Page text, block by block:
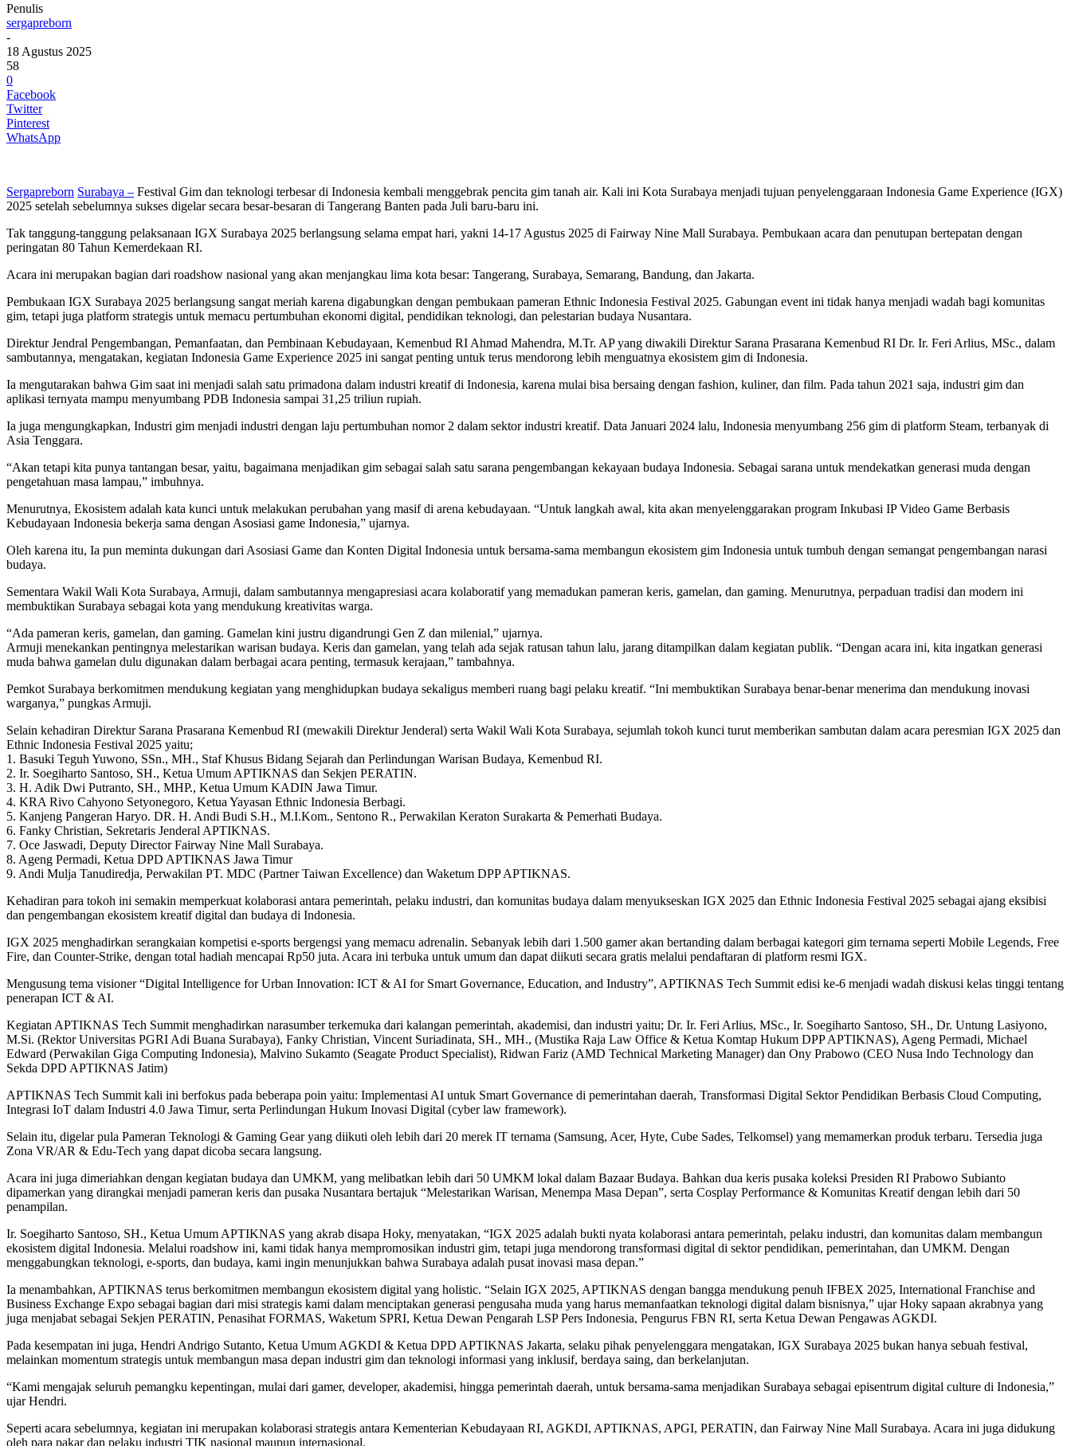
Penulis
sergapreborn
-
18 Agustus 2025
58
0
Facebook
Twitter
Pinterest
WhatsApp
Sergapreborn Surabaya – Festival Gim dan teknologi terbesar di Indonesia kembali menggebrak pencita gim tanah air. Kali ini Kota Surabaya menjadi tujuan penyelenggaraan Indonesia Game Experience (IGX)
2025 setelah sebelumnya sukses digelar secara besar-besaran di Tangerang Banten pada Juli baru-baru ini.
Tak tanggung-tanggung pelaksanaan IGX Surabaya 2025 berlangsung selama empat hari, yakni 14-17 Agustus 2025 di Fairway Nine Mall Surabaya. Pembukaan acara dan penutupan bertepatan dengan
peringatan 80 Tahun Kemerdekaan RI.
Acara ini merupakan bagian dari roadshow nasional yang akan menjangkau lima kota besar: Tangerang, Surabaya, Semarang, Bandung, dan Jakarta.
Pembukaan IGX Surabaya 2025 berlangsung sangat meriah karena digabungkan dengan pembukaan pameran Ethnic Indonesia Festival 2025. Gabungan event ini tidak hanya menjadi wadah bagi komunitas
gim, tetapi juga platform strategis untuk memacu pertumbuhan ekonomi digital, pendidikan teknologi, dan pelestarian budaya Nusantara.
Direktur Jendral Pengembangan, Pemanfaatan, dan Pembinaan Kebudayaan, Kemenbud RI Ahmad Mahendra, M.Tr. AP yang diwakili Direktur Sarana Prasarana Kemenbud RI Dr. Ir. Feri Arlius, MSc., dalam
sambutannya, mengatakan, kegiatan Indonesia Game Experience 2025 ini sangat penting untuk terus mendorong lebih menguatnya ekosistem gim di Indonesia.
Ia mengutarakan bahwa Gim saat ini menjadi salah satu primadona dalam industri kreatif di Indonesia, karena mulai bisa bersaing dengan fashion, kuliner, dan film. Pada tahun 2021 saja, industri gim dan
aplikasi ternyata mampu menyumbang PDB Indonesia sampai 31,25 triliun rupiah.
Ia juga mengungkapkan, Industri gim menjadi industri dengan laju pertumbuhan nomor 2 dalam sektor industri kreatif. Data Januari 2024 lalu, Indonesia menyumbang 256 gim di platform Steam, terbanyak di
Asia Tenggara.
“Akan tetapi kita punya tantangan besar, yaitu, bagaimana menjadikan gim sebagai salah satu sarana pengembangan kekayaan budaya Indonesia. Sebagai sarana untuk mendekatkan generasi muda dengan
pengetahuan masa lampau,” imbuhnya.
Menurutnya, Ekosistem adalah kata kunci untuk melakukan perubahan yang masif di arena kebudayaan. “Untuk langkah awal, kita akan menyelenggarakan program Inkubasi IP Video Game Berbasis
Kebudayaan Indonesia bekerja sama dengan Asosiasi game Indonesia,” ujarnya.
Oleh karena itu, Ia pun meminta dukungan dari Asosiasi Game dan Konten Digital Indonesia untuk bersama-sama membangun ekosistem gim Indonesia untuk tumbuh dengan semangat pengembangan narasi
budaya.
Sementara Wakil Wali Kota Surabaya, Armuji, dalam sambutannya mengapresiasi acara kolaboratif yang memadukan pameran keris, gamelan, dan gaming. Menurutnya, perpaduan tradisi dan modern ini
membuktikan Surabaya sebagai kota yang mendukung kreativitas warga.
“Ada pameran keris, gamelan, dan gaming. Gamelan kini justru digandrungi Gen Z dan milenial,” ujarnya.
Armuji menekankan pentingnya melestarikan warisan budaya. Keris dan gamelan, yang telah ada sejak ratusan tahun lalu, jarang ditampilkan dalam kegiatan publik. “Dengan acara ini, kita ingatkan generasi
muda bahwa gamelan dulu digunakan dalam berbagai acara penting, termasuk kerajaan,” tambahnya.
Pemkot Surabaya berkomitmen mendukung kegiatan yang menghidupkan budaya sekaligus memberi ruang bagi pelaku kreatif. “Ini membuktikan Surabaya benar-benar menerima dan mendukung inovasi
warganya,” pungkas Armuji.
Selain kehadiran Direktur Sarana Prasarana Kemenbud RI (mewakili Direktur Jenderal) serta Wakil Wali Kota Surabaya, sejumlah tokoh kunci turut memberikan sambutan dalam acara peresmian IGX 2025 dan
Ethnic Indonesia Festival 2025 yaitu;
1. Basuki Teguh Yuwono, SSn., MH., Staf Khusus Bidang Sejarah dan Perlindungan Warisan Budaya, Kemenbud RI.
2. Ir. Soegiharto Santoso, SH., Ketua Umum APTIKNAS dan Sekjen PERATIN.
3. H. Adik Dwi Putranto, SH., MHP., Ketua Umum KADIN Jawa Timur.
4. KRA Rivo Cahyono Setyonegoro, Ketua Yayasan Ethnic Indonesia Berbagi.
5. Kanjeng Pangeran Haryo. DR. H. Andi Budi S.H., M.I.Kom., Sentono R., Perwakilan Keraton Surakarta & Pemerhati Budaya.
6. Fanky Christian, Sekretaris Jenderal APTIKNAS.
7. Oce Jaswadi, Deputy Director Fairway Nine Mall Surabaya.
8. Ageng Permadi, Ketua DPD APTIKNAS Jawa Timur
9. Andi Mulja Tanudiredja, Perwakilan PT. MDC (Partner Taiwan Excellence) dan Waketum DPP APTIKNAS.
Kehadiran para tokoh ini semakin memperkuat kolaborasi antara pemerintah, pelaku industri, dan komunitas budaya dalam menyukseskan IGX 2025 dan Ethnic Indonesia Festival 2025 sebagai ajang eksibisi
dan pengembangan ekosistem kreatif digital dan budaya di Indonesia.
IGX 2025 menghadirkan serangkaian kompetisi e-sports bergengsi yang memacu adrenalin. Sebanyak lebih dari 1.500 gamer akan bertanding dalam berbagai kategori gim ternama seperti Mobile Legends, Free
Fire, dan Counter-Strike, dengan total hadiah mencapai Rp50 juta. Acara ini terbuka untuk umum dan dapat diikuti secara gratis melalui pendaftaran di platform resmi IGX.
Mengusung tema visioner “Digital Intelligence for Urban Innovation: ICT & AI for Smart Governance, Education, and Industry”, APTIKNAS Tech Summit edisi ke-6 menjadi wadah diskusi kelas tinggi tentang
penerapan ICT & AI.
Kegiatan APTIKNAS Tech Summit menghadirkan narasumber terkemuka dari kalangan pemerintah, akademisi, dan industri yaitu; Dr. Ir. Feri Arlius, MSc., Ir. Soegiharto Santoso, SH., Dr. Untung Lasiyono,
M.Si. (Rektor Universitas PGRI Adi Buana Surabaya), Fanky Christian, Vincent Suriadinata, SH., MH., (Mustika Raja Law Office & Ketua Komtap Hukum DPP APTIKNAS), Ageng Permadi, Michael
Edward (Perwakilan Giga Computing Indonesia), Malvino Sukamto (Seagate Product Specialist), Ridwan Fariz (AMD Technical Marketing Manager) dan Ony Prabowo (CEO Nusa Indo Technology dan
Sekda DPD APTIKNAS Jatim)
APTIKNAS Tech Summit kali ini berfokus pada beberapa poin yaitu: Implementasi AI untuk Smart Governance di pemerintahan daerah, Transformasi Digital Sektor Pendidikan Berbasis Cloud Computing,
Integrasi IoT dalam Industri 4.0 Jawa Timur, serta Perlindungan Hukum Inovasi Digital (cyber law framework).
Selain itu, digelar pula Pameran Teknologi & Gaming Gear yang diikuti oleh lebih dari 20 merek IT ternama (Samsung, Acer, Hyte, Cube Sades, Telkomsel) yang memamerkan produk terbaru. Tersedia juga
Zona VR/AR & Edu-Tech yang dapat dicoba secara langsung.
Acara ini juga dimeriahkan dengan kegiatan budaya dan UMKM, yang melibatkan lebih dari 50 UMKM lokal dalam Bazaar Budaya. Bahkan dua keris pusaka koleksi Presiden RI Prabowo Subianto
dipamerkan yang dirangkai menjadi pameran keris dan pusaka Nusantara bertajuk “Melestarikan Warisan, Menempa Masa Depan”, serta Cosplay Performance & Komunitas Kreatif dengan lebih dari 50
penampilan.
Ir. Soegiharto Santoso, SH., Ketua Umum APTIKNAS yang akrab disapa Hoky, menyatakan, “IGX 2025 adalah bukti nyata kolaborasi antara pemerintah, pelaku industri, dan komunitas dalam membangun
ekosistem digital Indonesia. Melalui roadshow ini, kami tidak hanya mempromosikan industri gim, tetapi juga mendorong transformasi digital di sektor pendidikan, pemerintahan, dan UMKM. Dengan
menggabungkan teknologi, e-sports, dan budaya, kami ingin menunjukkan bahwa Surabaya adalah pusat inovasi masa depan.”
Ia menambahkan, APTIKNAS terus berkomitmen membangun ekosistem digital yang holistic. “Selain IGX 2025, APTIKNAS dengan bangga mendukung penuh IFBEX 2025, International Franchise and
Business Exchange Expo sebagai bagian dari misi strategis kami dalam menciptakan generasi pengusaha muda yang harus memanfaatkan teknologi digital dalam bisnisnya,” ujar Hoky sapaan akrabnya yang
juga menjabat sebagai Sekjen PERATIN, Penasihat FORMAS, Waketum SPRI, Ketua Dewan Pengarah LSP Pers Indonesia, Pengurus FBN RI, serta Ketua Dewan Pengawas AGKDI.
Pada kesempatan ini juga, Hendri Andrigo Sutanto, Ketua Umum AGKDI & Ketua DPD APTIKNAS Jakarta, selaku pihak penyelenggara mengatakan, IGX Surabaya 2025 bukan hanya sebuah festival,
melainkan momentum strategis untuk membangun masa depan industri gim dan teknologi informasi yang inklusif, berdaya saing, dan berkelanjutan.
“Kami mengajak seluruh pemangku kepentingan, mulai dari gamer, developer, akademisi, hingga pemerintah daerah, untuk bersama-sama menjadikan Surabaya sebagai episentrum digital culture di Indonesia,”
ujar Hendri.
Seperti acara sebelumnya, kegiatan ini merupakan kolaborasi strategis antara Kementerian Kebudayaan RI, AGKDI, APTIKNAS, APGI, PERATIN, dan Fairway Nine Mall Surabaya. Acara ini juga didukung
oleh para pakar dan pelaku industri TIK nasional maupun internasional.